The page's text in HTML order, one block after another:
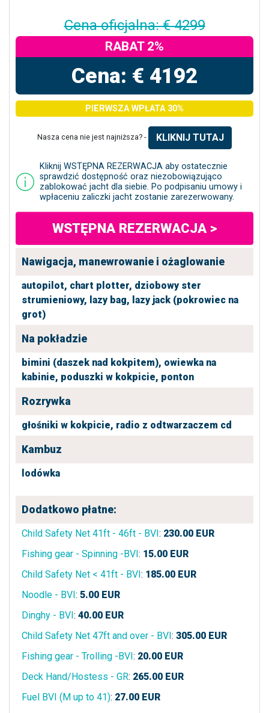
Cena oficjalna: € 4299
RABAT 2%
Cena: € 4192
PIERWSZA WPŁATA 30%
Nasza cena nie jest najniższa? - KLIKNIJ TUTAJ
Kliknij WSTĘPNA REZERWACJA aby ostatecznie
sprawdzić dostępność oraz niezobowiązująco
zablokować jacht dla siebie. Po podpisaniu umowy i
wpłaceniu zaliczki jacht zostanie zarezerwowany.
WSTĘPNA REZERWACJA >
Nawigacja, manewrowanie i ożaglowanie
autopilot, chart plotter, dziobowy ster
strumieniowy, lazy bag, lazy jack (pokrowiec na
grot)
Na pokładzie
bimini (daszek nad kokpitem), owiewka na
kabinie, poduszki w kokpicie, ponton
Rozrywka
głośniki w kokpicie, radio z odtwarzaczem cd
Kambuz
lodówka
Dodatkowo płatne:
Child Safety Net 41ft - 46ft - BVI: 230.00 EUR
Fishing gear - Spinning -BVI: 15.00 EUR
Child Safety Net < 41ft - BVI: 185.00 EUR
Noodle - BVI: 5.00 EUR
Dinghy - BVI: 40.00 EUR
Child Safety Net 47ft and over - BVI: 305.00 EUR
Fishing gear - Trolling -BVI: 20.00 EUR
Deck Hand/Hostess - GR: 265.00 EUR
Fuel BVI (M up to 41): 27.00 EUR